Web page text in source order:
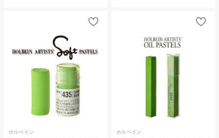
ホルベイン ホルベイン